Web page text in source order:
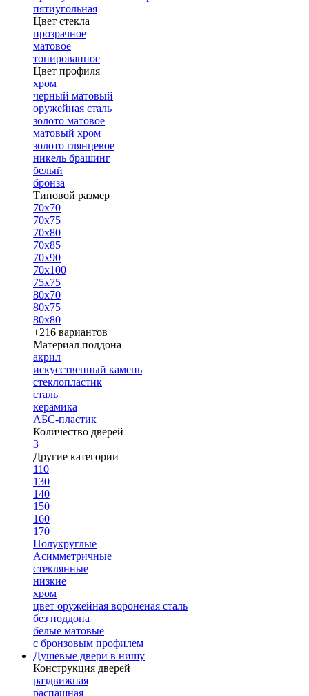
пятиугольная
Цвет стекла
прозрачное
матовое
тонированное
Цвет профиля
хром
черный матовый
оружейная сталь
золото матовое
матовый хром
золото глянцевое
никель брашинг
белый
бронза
Типовой размер
70х70
70х75
70х80
70х85
70х90
70х100
75х75
80х70
80х75
80х80
+216 вариантов
Материал поддона
акрил
искусственный камень
стеклопластик
сталь
керамика
АБС-пластик
Количество дверей
3
Другие категории
110
130
140
150
160
170
Полукруглые
Асимметричные
стеклянные
низкие
хром
цвет оружейная вороненая сталь
без поддона
белые матовые
с бронзовым профилем
Душевые двери в нишу
Конструкция дверей
раздвижная
распашная